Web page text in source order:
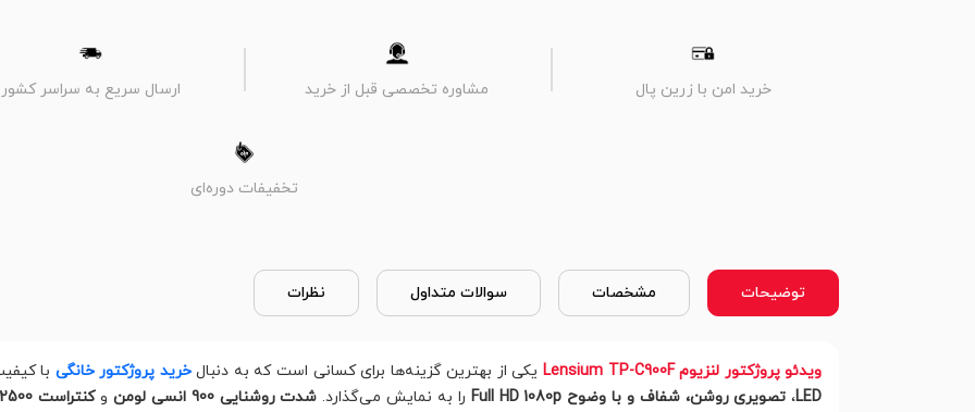
خرید امن با زرین پال مشاوره تخصصی قبل از خرید ارسال سریع به سراسر کشور
تخفیفات دوره‌ای
توضیحات مشخصات سوالات متداول نظرات
ویدئو پروژکتور لنزیوم Lensium TP-C900F یکی از بهترین گزینه‌ها برای کسانی است که به دنبالخرید پروژکتور خانگی با
LED، تصویری روشن، شفاف و با وضوح Full HD 1080p را به نمایش می‌گذارد. شدت روشنایی 900 انسی لومن وکنتراست 1:2500